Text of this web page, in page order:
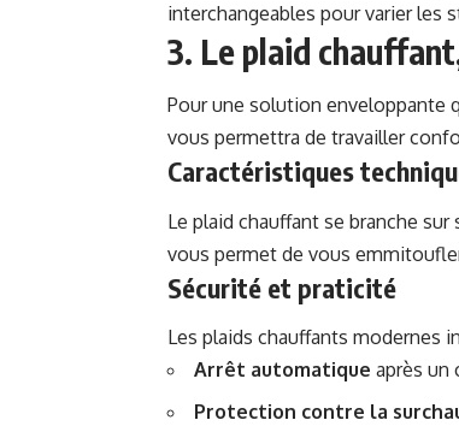
interchangeables pour varier les
3. Le plaid
Pour une solution enveloppante
vous permettra de travailler
Caractéristiques
Le plaid chauffant se branche
vous permet de vous
Sécurité et praticité
Les plaids chauffants modernes
Arrêt automatique après un
Protection contre la